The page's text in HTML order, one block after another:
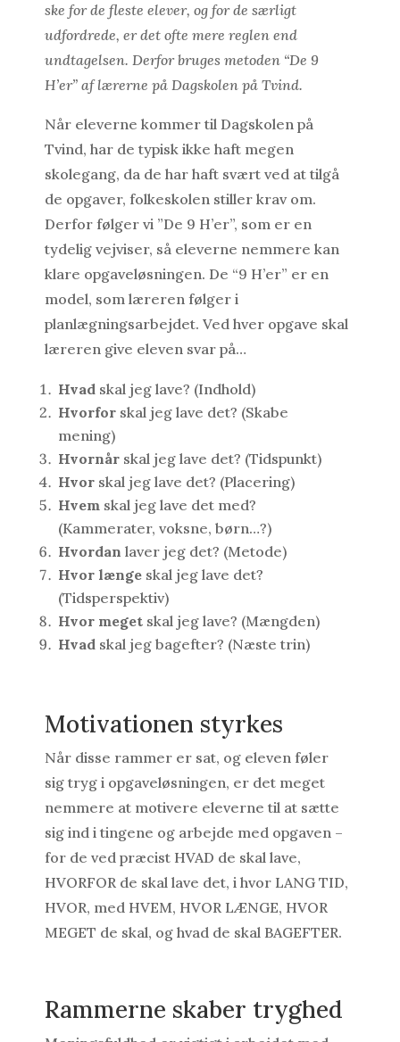
ske for de fleste elever, og for de særligt
udfordrede, er det ofte mere reglen end
undtagelsen. Derfor bruges metoden “De 9
H’er” af lærerne på Dagskolen på Tvind.
Når eleverne kommer til Dagskolen på
Tvind, har de typisk ikke haft megen
skolegang, da de har haft svært ved at tilgå
de opgaver, folkeskolen stiller krav om.
Derfor følger vi ”De 9 H’er”, som er en
tydelig vejviser, så eleverne nemmere kan
klare opgaveløsningen. De “9 H’er” er en
model, som læreren følger i
planlægningsarbejdet. Ved hver opgave skal
læreren give eleven svar på…
Hvadskal jeg lave? (Indhold)
Hvorforskal jeg lave det? (Skabe
mening)
Hvornårskal jeg lave det? (Tidspunkt)
Hvorskal jeg lave det? (Placering)
Hvemskal jeg lave det med?
(Kammerater, voksne, børn…?)
Hvordan laver jeg det? (Metode)
Hvor længeskal jeg lave det?
(Tidsperspektiv)
Hvor megetskal jeg lave? (Mængden)
Hvadskal jeg bagefter? (Næste trin)
Motivationen styrkes
Når disse rammer er sat, og eleven føler
sig tryg i opgaveløsningen, er det meget
nemmere at motivere eleverne til at sætte
sig ind i tingene og arbejde med opgaven –
for de ved præcist HVAD de skal lave,
HVORFOR de skal lave det, i hvor LANG TID,
HVOR, med HVEM, HVOR LÆNGE, HVOR
MEGET de skal, og hvad de skal BAGEFTER.
Rammerne skaber tryghed